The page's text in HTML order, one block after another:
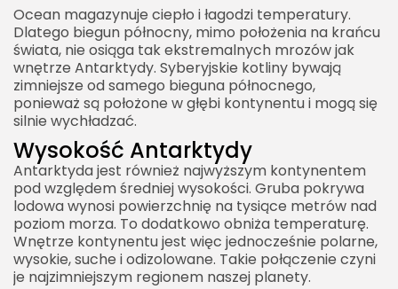
Ocean magazynuje ciepło i łagodzi temperatury.
Dlatego biegun północny, mimo położenia na krańcu
świata, nie osiąga tak ekstremalnych mrozów jak
wnętrze Antarktydy. Syberyjskie kotliny bywają
zimniejsze od samego bieguna północnego,
ponieważ są położone w głębi kontynentu i mogą się
silnie wychładzać.
Wysokość Antarktydy
Antarktyda jest również najwyższym kontynentem
pod względem średniej wysokości. Gruba pokrywa
lodowa wynosi powierzchnię na tysiące metrów nad
poziom morza. To dodatkowo obniża temperaturę.
Wnętrze kontynentu jest więc jednocześnie polarne,
wysokie, suche i odizolowane. Takie połączenie czyni
je najzimniejszym regionem naszej planety.